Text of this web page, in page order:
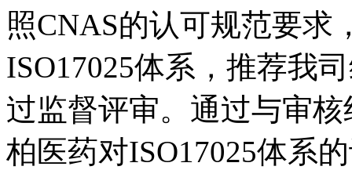
照CNAS的认可规范要求
ISO17025体系，推荐我
过监督评审。通过与审
柏医药对ISO17025体系